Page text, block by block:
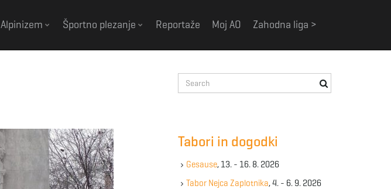
Alpinizem Športno plezanje Reportaže Moj AO Zahodna liga >
e
e
y
Tabori in dogodki
Gesause, 13. - 16. 8. 2026
Tabor Nejca Zaplotnika, 4. - 6. 9. 2026